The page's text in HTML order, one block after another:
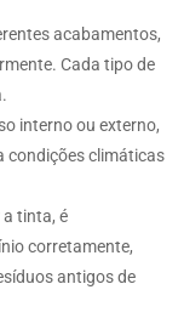
acabamentos,
Cada tipo de
interno ou externo,
condições climáticas
tinta, é
corretamente,
antigos de